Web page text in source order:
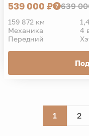
539 000 ₽ 639
159 872 км
Механика
4
Передний
1 2